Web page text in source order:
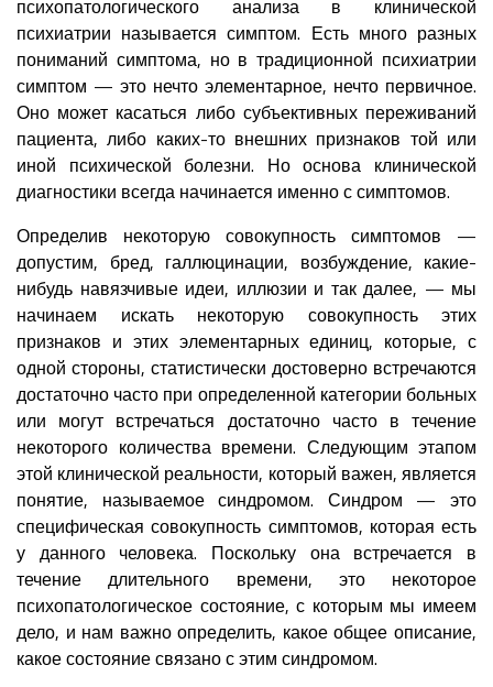
психопатологического анализа в клинической
психиатрии называется симптом. Есть много разных
пониманий симптома, но в традиционной психиатрии
симптом — это нечто элементарное, нечто первичное.
Оно может касаться либо субъективных переживаний
пациента, либо каких-то внешних признаков той или
иной психической болезни. Но основа клинической
диагностики всегда начинается именно с симптомов.
Определив некоторую совокупность симптомов —
допустим, бред, галлюцинации, возбуждение, какие-
нибудь навязчивые идеи, иллюзии и так далее, — мы
начинаем искать некоторую совокупность этих
признаков и этих элементарных единиц, которые, с
одной стороны, статистически достоверно встречаются
достаточно часто при определенной категории больных
или могут встречаться достаточно часто в течение
некоторого количества времени. Следующим этапом
этой клинической реальности, который важен, является
понятие, называемое синдромом. Синдром — это
специфическая совокупность симптомов, которая есть
у данного человека. Поскольку она встречается в
течение длительного времени, это некоторое
психопатологическое состояние, с которым мы имеем
дело, и нам важно определить, какое общее описание,
какое состояние связано с этим синдромом.